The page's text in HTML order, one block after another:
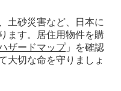
土砂災害など、日本に
ます。居住用物件を購
ザードマップ」を確認
大切な命を守りましょ